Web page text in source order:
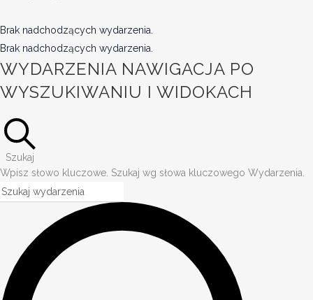
Brak nadchodzących wydarzenia.
Brak nadchodzących wydarzenia.
WYDARZENIA NAWIGACJA PO
WYSZUKIWANIU I WIDOKACH
Szukaj
Wpisz słowo kluczowe. Szukaj wg słowa kluczowego Wydarzenia.